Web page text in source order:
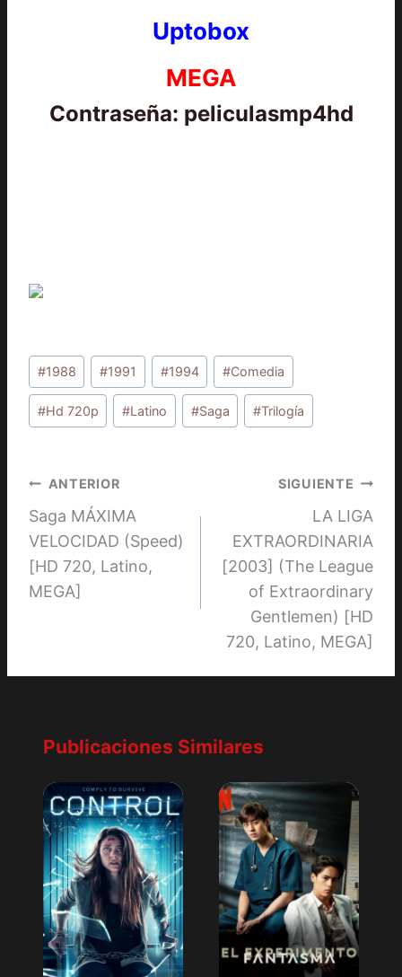
Uptobox
MEGA
Contraseña: peliculasmp4hd
Etiquetas
de
la
#1988 #1991 #1994 #Comedia
#Hd 720p #Latino #Saga #Trilogía
Navegación
de
entradas
ANTERIOR
Saga MÁXIMA
VELOCIDAD (Speed)
[HD 720, Latino,
MEGA]
SIGUIENTE
LA LIGA
EXTRAORDINARIA
[2003] (The League
of Extraordinary
Gentlemen) [HD
720, Latino, MEGA]
Publicaciones Similares